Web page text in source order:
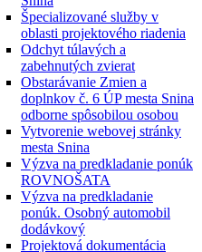
Špecializované služby v
oblasti projektového riadenia
Odchyt túlavých a
zabehnutých zvierat
Obstarávanie Zmien a
doplnkov č. 6 ÚP mesta Snina
odborne spôsobilou osobou
Vytvorenie webovej stránky
mesta Snina
Výzva na predkladanie ponúk
ROVNOŠATA
Výzva na predkladanie
ponúk. Osobný automobil
dodávkový
Projektová dokumentácia